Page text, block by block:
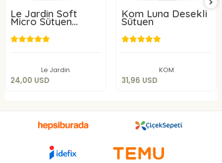
Le Jardin Soft
Micro Sütyen
9405-C
Le Jardin
24,00 USD
24,00 USD
Kom Luna Desekli
Sütyen
KOM
31,96 USD
31,96 USD